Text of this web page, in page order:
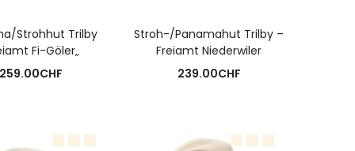
Strohhut Trilby
Fi-Göler„
CHF
WÄHLEN
Stroh-/Panamahut Trilby –
Freiamt Niederwiler
239.00CHF
AUSFÜHRUNG WÄHLEN